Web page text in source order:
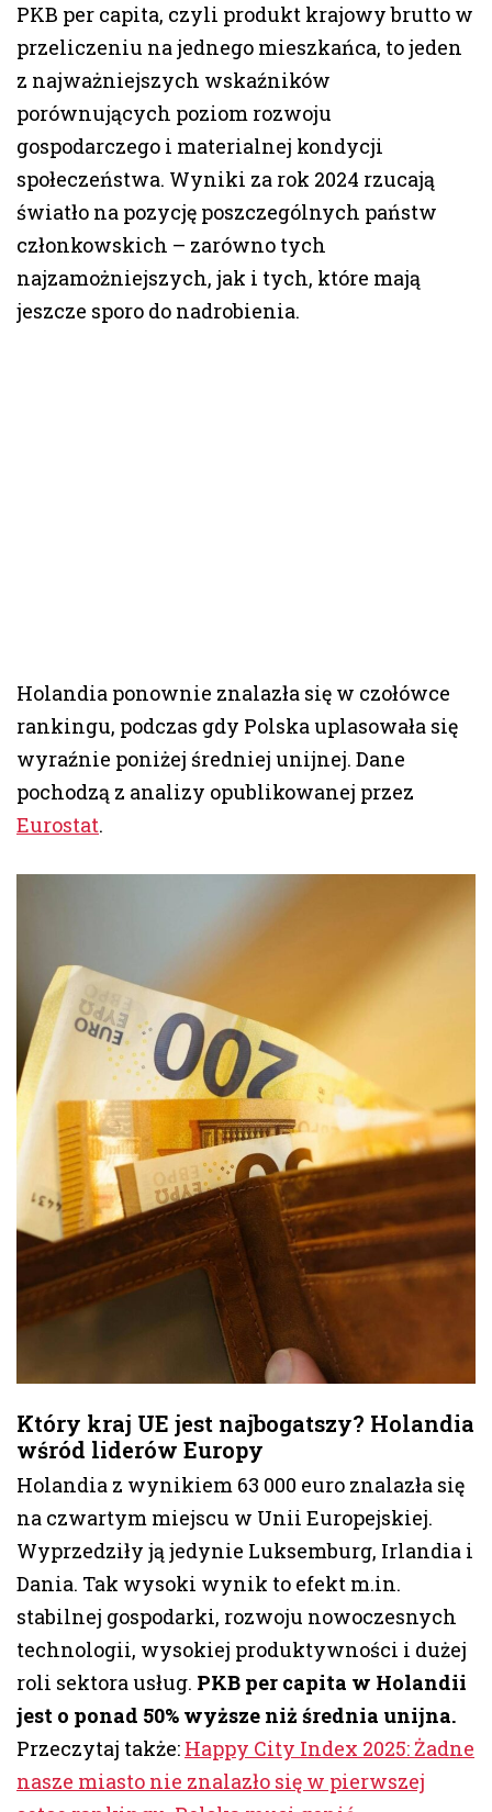
PKB per capita, czyli produkt krajowy brutto w
przeliczeniu na jednego mieszkańca, to jeden
z najważniejszych wskaźników
porównujących poziom rozwoju
gospodarczego i materialnej kondycji
społeczeństwa. Wyniki za rok 2024 rzucają
światło na pozycję poszczególnych państw
członkowskich – zarówno tych
najzamożniejszych, jak i tych, które mają
jeszcze sporo do nadrobienia.
Holandia ponownie znalazła się w czołówce
rankingu, podczas gdy Polska uplasowała się
wyraźnie poniżej średniej unijnej. Dane
pochodzą z analizy opublikowanej przez
Eurostat.
Który kraj UE jest najbogatszy? Holandia
wśród liderów Europy
Holandia z wynikiem 63 000 euro znalazła się
na czwartym miejscu w Unii Europejskiej.
Wyprzedziły ją jedynie Luksemburg, Irlandia i
Dania. Tak wysoki wynik to efekt m.in.
stabilnej gospodarki, rozwoju nowoczesnych
technologii, wysokiej produktywności i dużej
roli sektora usług. PKB per capita w Holandii
jest o ponad 50% wyższe niż średnia unijna.
Przeczytaj także: Happy City Index 2025: Żadne
nasze miasto nie znalazło się w pierwszej